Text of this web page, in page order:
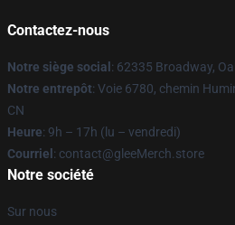
Contactez-nous
Notre siège social : 62335 Broadway,
Notre entrepôt: Voie 6780, chemin
CN
Heure: 9h – 17h (lu – vendredi)
Courriel : contact@gleeMerch.store
Notre société
Sur nous